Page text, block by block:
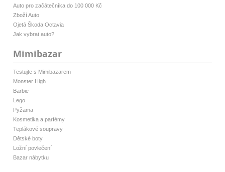
Auto pro začátečníka do 100 000 Kč
Zboží Auto
Ojetá Škoda Octavia
Jak vybrat auto?
Mimibazar
Testujte s Mimibazarem
Monster High
Barbie
Lego
Pyžama
Kosmetika a parfémy
Teplákové soupravy
Dětské boty
Ložní povlečení
Bazar nábytku